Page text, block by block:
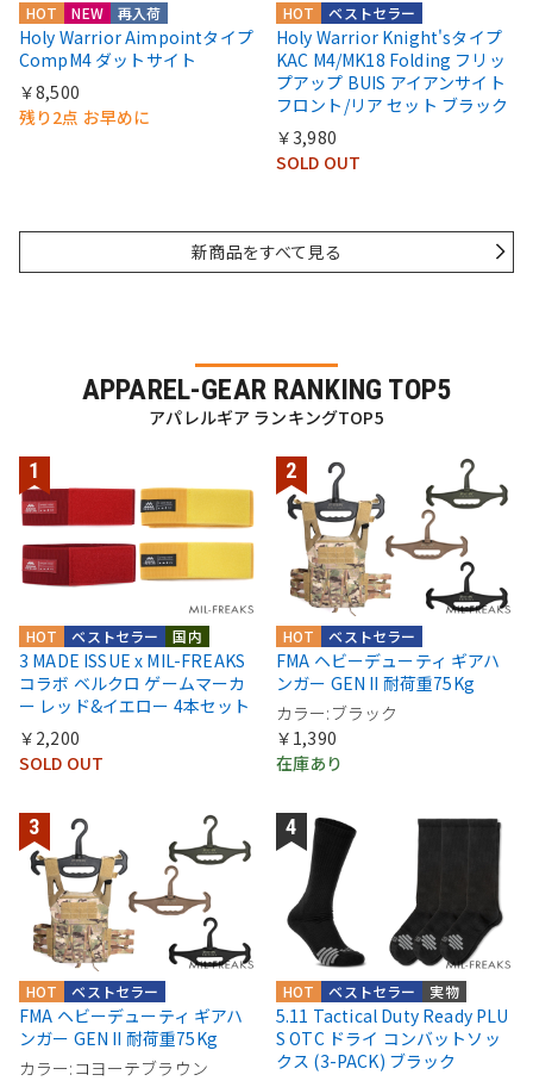
HOT NEW 再入荷
Holy Warrior Aimpointタイプ
CompM4 ダットサイト
￥8,500
残り2点 お早めに
HOT ベストセラー
Holy Warrior Knight'sタイプ
KAC M4/MK18 Folding フリッ
プアップ BUIS アイアンサイト
フロント/リア セット ブラック
￥3,980
SOLD OUT
新商品をすべて見る
APPAREL-GEAR RANKING TOP5
アパレルギア ランキングTOP5
国内
ベストセラー
HOT
3 MADE ISSUE x MIL-FREAKS
コラボ ベルクロ ゲームマーカ
ー レッド&イエロー 4本セット
￥2,200
SOLD OUT
ベストセラー
HOT
FMA ヘビーデューティ ギアハ
ンガー GEN II 耐荷重75Kg
カラー:ブラック
￥1,390
在庫あり
ベストセラー
HOT
FMA ヘビーデューティ ギアハ
ンガー GEN II 耐荷重75Kg
カラー:コヨーテブラウン
実物
ベストセラー
HOT
5.11 Tactical Duty Ready PLU
S OTC ドライ コンバットソッ
クス (3-PACK) ブラック